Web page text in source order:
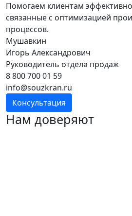
Помогаем клиентам
связанные с оптимизацией
процессов.
Мушавкин
Игорь Александрович
Руководитель отдела продаж
8 800 700 01 59
info@souzkran.ru
Консультация
Нам доверяют